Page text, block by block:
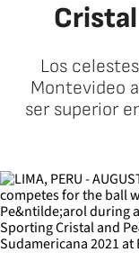
Los
Montevideo
ser superior